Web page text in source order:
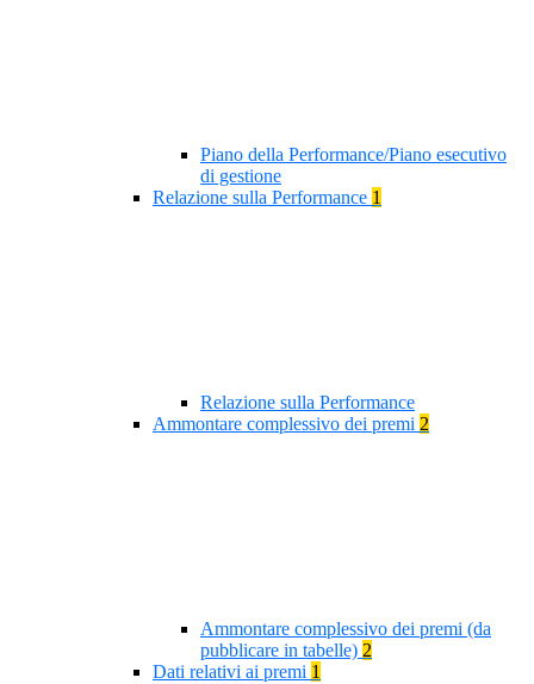
Piano della Performance/Piano esecutivo
di gestione
Relazione sulla Performance 1
Relazione sulla Performance
Ammontare complessivo dei premi 2
Ammontare complessivo dei premi (da
pubblicare in tabelle) 2
Dati relativi ai premi 1